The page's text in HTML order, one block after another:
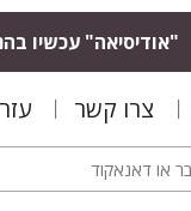
"אודיסיאה" עכשיו
צרו קשר